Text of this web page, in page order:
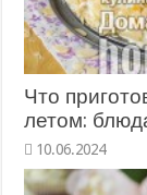
Что
летом:
10.06.2024